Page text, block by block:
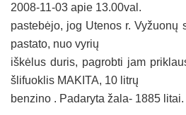
2008-11-03 apie 13.00val.
pastebėjo, jog Utenos r. Vyžuonų
pastato, nuo vyrių
iškėlus duris, pagrobti jam
šlifuoklis MAKITA, 10 litrų
benzino . Padaryta žala- 1885 litai.